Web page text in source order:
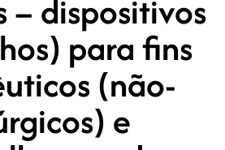
– dispositivos
para fins
(não-
e